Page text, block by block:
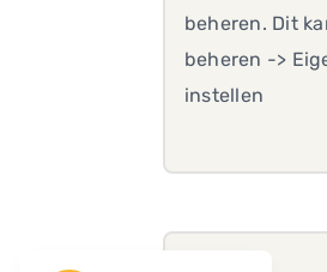
beheren. Dit
beheren ->
instellen